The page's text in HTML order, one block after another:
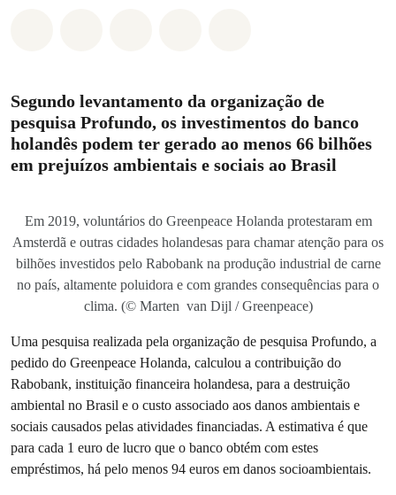
Segundo levantamento da organização de
pesquisa Profundo, os investimentos do banco
holandês podem ter gerado ao menos 66 bilhões
em prejuízos ambientais e sociais ao Brasil
Em 2019, voluntários do Greenpeace Holanda protestaram em
Amsterdã e outras cidades holandesas para chamar atenção para os
bilhões investidos pelo Rabobank na produção industrial de carne
no país, altamente poluidora e com grandes consequências para o
clima. (© Marten van Dijl / Greenpeace)
Uma pesquisa realizada pela organização de pesquisa Profundo, a
pedido do Greenpeace Holanda, calculou a contribuição do
Rabobank, instituição financeira holandesa, para a destruição
ambiental no Brasil e o custo associado aos danos ambientais e
sociais causados pelas atividades financiadas. A estimativa é que
para cada 1 euro de lucro que o banco obtém com estes
empréstimos, há pelo menos 94 euros em danos socioambientais.